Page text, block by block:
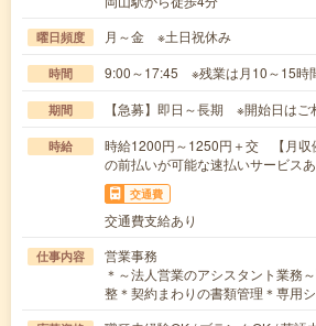
曜日頻度 月～金 ※土日祝休み
時間 9:00～17:45 ※残業は月10～15時
期間 【急募】即日～長期 ※開始日はご
時給
時給1200円～1250円＋交 【月
の前払いが可能な速払いサービスあ
交通費
交通費支給あり
仕事内容
営業事務
＊～法人営業のアシスタント業務
整＊契約まわりの書類管理＊専用